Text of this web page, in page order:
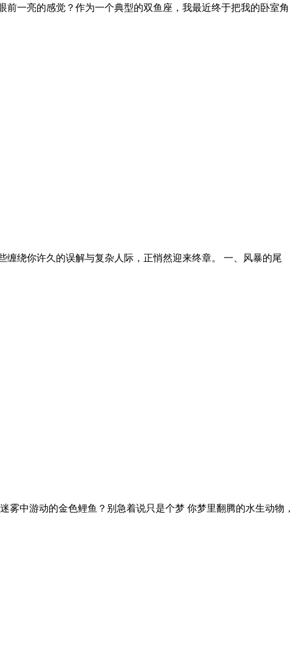
一亮的感觉？作为一个典型的双鱼座，我最近终于把我的卧室角
绕你许久的误解与复杂人际，正悄然迎来终章。 一、风暴的尾
雾中游动的金色鲤鱼？别急着说只是个梦 你梦里翻腾的水生动物，